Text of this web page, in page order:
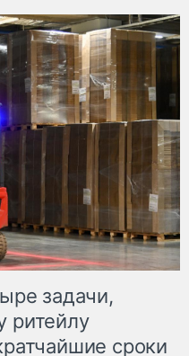
задачи,
ритейлу
сроки